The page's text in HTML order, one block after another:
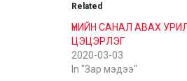
Related
ҮНИЙН САНАЛ АВАХ
ЦЭЦЭРЛЭГ
2020-03-03
In "Зар мэдээ"